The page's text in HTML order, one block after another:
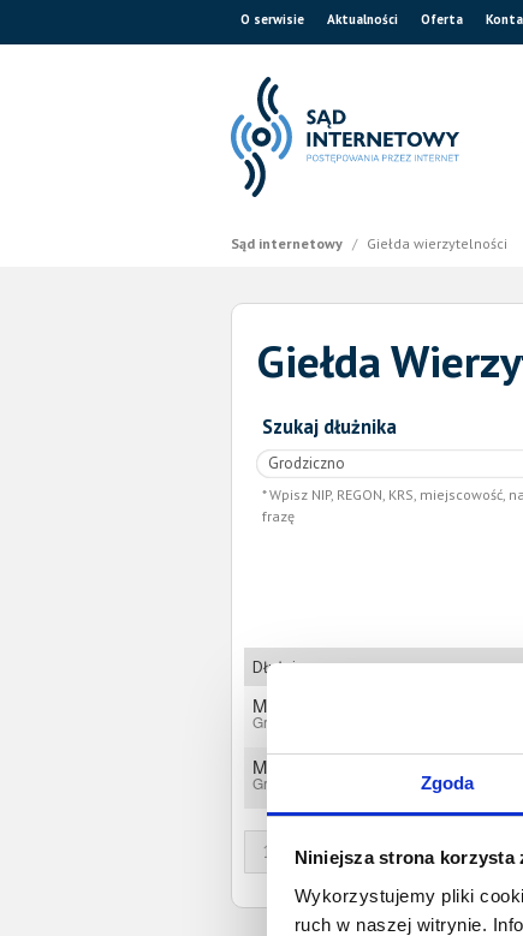
Zgoda
Niniejsza strona korzysta
Wykorzystujemy pliki
ruch w naszej witrynie.
O serwisie Aktualności Oferta
Sąd internetowy / Giełda wierzytelności
Giełda
Szukaj dłużnika
Wpisz NIP, REGON, KRS, miejscowość,
frazę
Dłużnicy
Michał Rodziewicz
Grodziczno, Warmińsko-mazurskie
Marcin Gurzyński
Grodziczno, Warmińsko-mazurskie
1